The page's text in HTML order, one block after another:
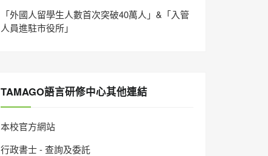
「外國人留學生人數首次突破40萬人」&「入管
人員進駐市役所」
TAMAGO語言研修中心其他連結
本校官方網站
行政書士 - 查詢及委託